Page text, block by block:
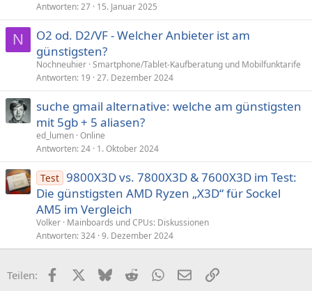
Antworten 27 15. Januar 2025
N
O2 od. D2/VF - Welcher Anbieter ist am
günstigsten?
Nochneuhier Smartphone/Tablet-Kaufberatung und Mobilfunktarife
Antworten 19 27. Dezember 2024
suche gmail alternative: welche am günstigsten
mit 5gb + 5 aliasen?
ed_lumen Online
Antworten 24 1. Oktober 2024
Test 9800X3D vs. 7800X3D & 7600X3D im Test:
Die günstigsten AMD Ryzen „X3D“ für Sockel
AM5 im Vergleich
Volker Mainboards und CPUs: Diskussionen
Antworten 324 9. Dezember 2024
Teilen: FacebookX (Twitter)
BlueskyRedditWhatsApp
E-MailLink